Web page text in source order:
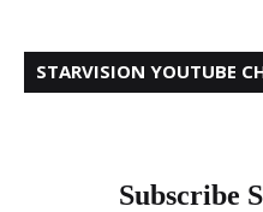
STARVISION YOUTUBE
Subscribe